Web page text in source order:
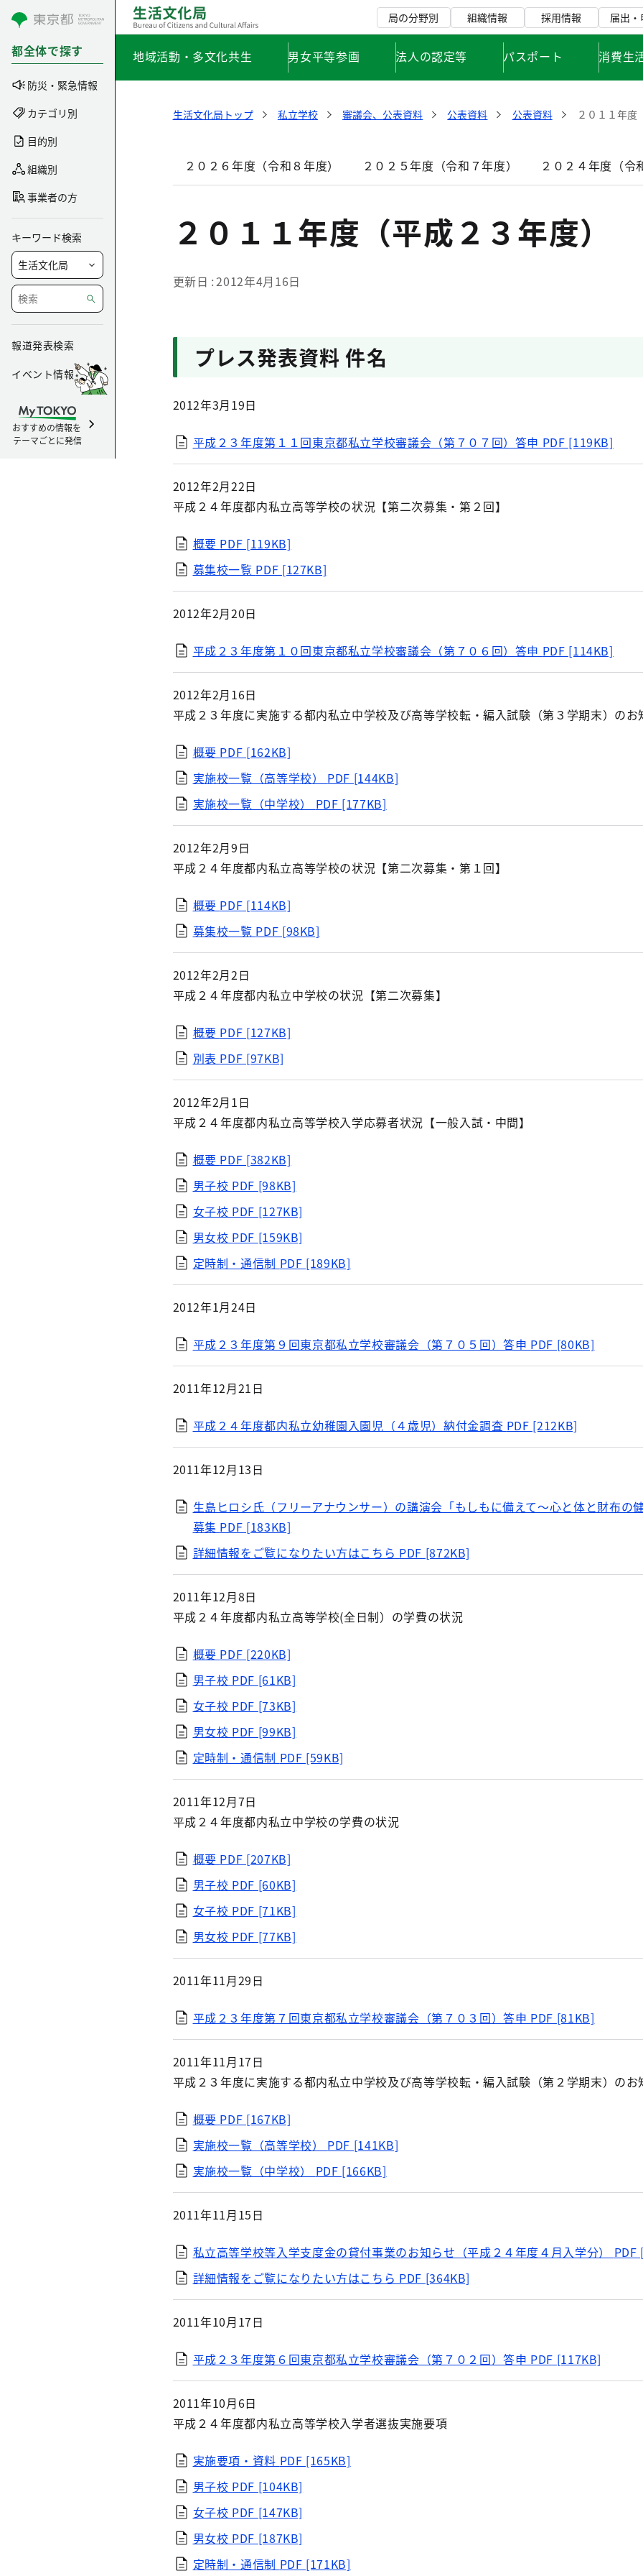
コンテンツにスキップ
都全体で探す
防災・緊急情報
カテゴリ別
目的別
組織別
事業者の方
キーワード検索
報道発表検索
イベント情報
おすすめの情報を
テーマごとに発信
局の分野別 組織情報 採用情報 届出
地域活動・多文化共生 男女平等参画 法人の認定等 パスポート 消費生
生活文化局トップ 私立学校 審議会、公表資料 公表資料 公表資料 ２０１１年度
２０２６年度（令和８年度） ２０２５年度（令和７年度） ２０２４年度（令
２０１１年度（平成２３年度）
更新日 2012年4月16日
プレス発表資料 件名
2012年3月19日
平成２３年度第１１回東京都私立学校審議会（第７０７回）答申 PDF [119KB]
2012年2月22日
平成２４年度都内私立高等学校の状況【第二次募集・第２回】
概要 PDF [119KB]
募集校一覧 PDF [127KB]
2012年2月20日
平成２３年度第１０回東京都私立学校審議会（第７０６回）答申 PDF [114KB]
2012年2月16日
平成２３年度に実施する都内私立中学校及び高等学校転・編入試験（第３学期末）のお
概要 PDF [162KB]
実施校一覧（高等学校） PDF [144KB]
実施校一覧（中学校） PDF [177KB]
2012年2月9日
平成２４年度都内私立高等学校の状況【第二次募集・第１回】
概要 PDF [114KB]
募集校一覧 PDF [98KB]
2012年2月2日
平成２４年度都内私立中学校の状況【第二次募集】
概要 PDF [127KB]
別表 PDF [97KB]
2012年2月1日
平成２４年度都内私立高等学校入学応募者状況【一般入試・中間】
概要 PDF [382KB]
男子校 PDF [98KB]
女子校 PDF [127KB]
男女校 PDF [159KB]
定時制・通信制 PDF [189KB]
2012年1月24日
平成２３年度第９回東京都私立学校審議会（第７０５回）答申 PDF [80KB]
2011年12月21日
平成２４年度都内私立幼稚園入園児（４歳児）納付金調査 PDF [212KB]
2011年12月13日
生島ヒロシ氏（フリーアナウンサー）の講演会「もしもに備えて～心と体と財布の
募集 PDF [183KB]
詳細情報をご覧になりたい方はこちら PDF [872KB]
2011年12月8日
平成２４年度都内私立高等学校(全日制）の学費の状況
概要 PDF [220KB]
男子校 PDF [61KB]
女子校 PDF [73KB]
男女校 PDF [99KB]
定時制・通信制 PDF [59KB]
2011年12月7日
平成２４年度都内私立中学校の学費の状況
概要 PDF [207KB]
男子校 PDF [60KB]
女子校 PDF [71KB]
男女校 PDF [77KB]
2011年11月29日
平成２３年度第７回東京都私立学校審議会（第７０３回）答申 PDF [81KB]
2011年11月17日
平成２３年度に実施する都内私立中学校及び高等学校転・編入試験（第２学期末）のお
概要 PDF [167KB]
実施校一覧（高等学校） PDF [141KB]
実施校一覧（中学校） PDF [166KB]
2011年11月15日
私立高等学校等入学支度金の貸付事業のお知らせ（平成２４年度４月入学分） PDF
詳細情報をご覧になりたい方はこちら PDF [364KB]
2011年10月17日
平成２３年度第６回東京都私立学校審議会（第７０２回）答申 PDF [117KB]
2011年10月6日
平成２４年度都内私立高等学校入学者選抜実施要項
実施要項・資料 PDF [165KB]
男子校 PDF [104KB]
女子校 PDF [147KB]
男女校 PDF [187KB]
定時制・通信制 PDF [171KB]